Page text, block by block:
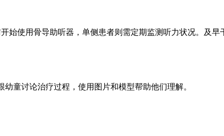
始使用骨导助听器，单侧患者则需定期监测听力状况。及早
童讨论治疗过程，使用图片和模型帮助他们理解。